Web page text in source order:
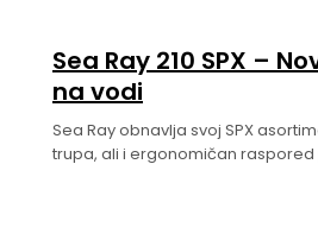
Sea Ray 210 SPX –
na vodi
Sea Ray obnavlja svoj SPX